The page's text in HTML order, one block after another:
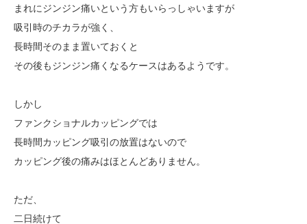
まれにジンジン痛いという方もいらっしゃいますが
吸引時のチカラが強く、
長時間そのまま置いておくと
その後もジンジン痛くなるケースはあるようです。
しかし
ファンクショナルカッピングでは
長時間カッピング吸引の放置はないので
カッピング後の痛みはほとんどありません。
ただ、
二日続けて